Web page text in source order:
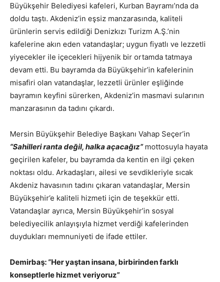
Büyükşehir Belediyesi kafeleri, Kurban Bayramı’nda da
doldu taştı. Akdeniz’in eşsiz manzarasında, kaliteli
ürünlerin servis edildiği Denizkızı Turizm A.Ş.’nin
kafelerine akın eden vatandaşlar; uygun fiyatlı ve lezzetli
yiyecekler ile içecekleri hijyenik bir ortamda tatmaya
devam etti. Bu bayramda da Büyükşehir’in kafelerinin
misafiri olan vatandaşlar, lezzetli ürünler eşliğinde
bayramın keyfini sürerken, Akdeniz’in masmavi sularının
manzarasının da tadını çıkardı.
Mersin Büyükşehir Belediye Başkanı Vahap Seçer’in
“Sahilleri ranta değil, halka açacağız”mottosuyla hayata
geçirilen kafeler, bu bayramda da kentin en ilgi çeken
noktası oldu. Arkadaşları, ailesi ve sevdikleriyle sıcak
Akdeniz havasının tadını çıkaran vatandaşlar, Mersin
Büyükşehir’e kaliteli hizmeti için de teşekkür etti.
Vatandaşlar ayrıca, Mersin Büyükşehir’in sosyal
belediyecilik anlayışıyla hizmet verdiği kafelerinden
duydukları memnuniyeti de ifade ettiler.
Demirbaş: “Her yaştan insana, birbirinden farklı
konseptlerle hizmet veriyoruz”